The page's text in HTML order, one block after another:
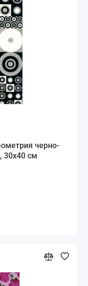
черно-
30х40 см